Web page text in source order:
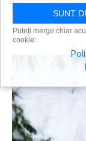
Caută SUNT
Puteți merge chiar
cookie: